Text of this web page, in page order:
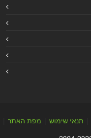
תנאי שימוש מפת האתר